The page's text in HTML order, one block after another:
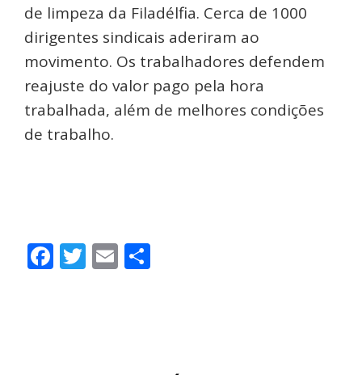
de limpeza da Filadélfia. Cerca de 1000
dirigentes sindicais aderiram ao
movimento. Os trabalhadores defendem
reajuste do valor pago pela hora
trabalhada, além de melhores condições
de trabalho.
Facebook
Twitter
Email